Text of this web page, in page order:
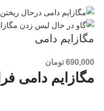
مگازایم دامی
690,000 تومان
مگازایم دامی